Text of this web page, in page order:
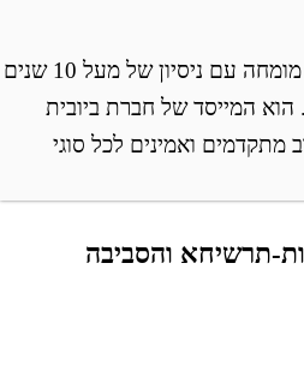
ישראל כהן הוא אינסטלטור מומחה עם ניסיון של מעל 10 שנים
המייסד של חברת ביובית
ואמינים לכל סוגי
תרשיחא והסביבה